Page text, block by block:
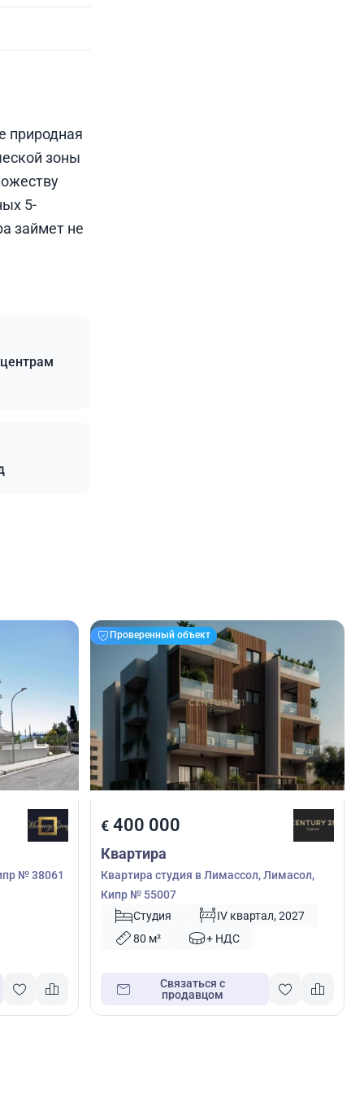
природная
зоны
5-
займет не
№ 38061
Проверенный объект
€400 000
Квартира
Квартира студия в Лимассол, Лимасол,
Кипр № 55007
Студия
IV квартал, 2027
80 м²
+ НДС
Связаться с
продавцом